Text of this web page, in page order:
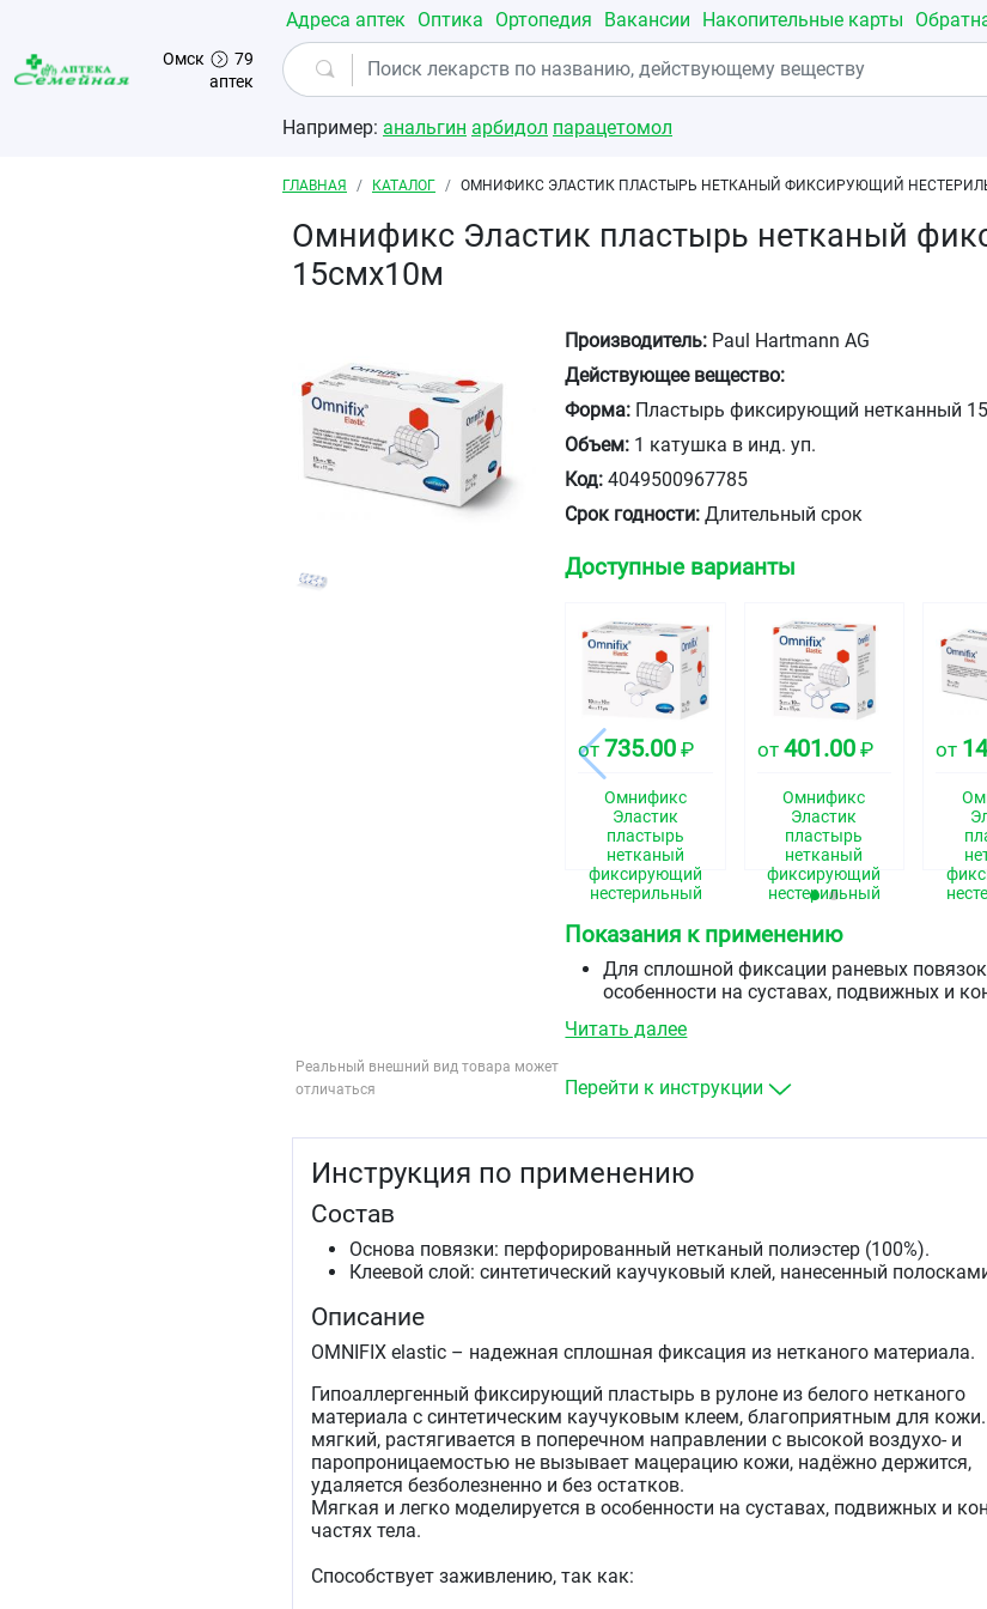
Перейти к основному содержанию
Омск
79
аптек
Адреса аптек Оптика Ортопедия Вакансии Накопительные карты
Например: анальгин арбидол парацетомол
Строка навигации
ГЛАВНАЯ КАТАЛОГ ОМНИФИКС ЭЛАСТИК ПЛАСТЫРЬ НЕТКАНЫЙ ФИКСИРУЮЩИЙ
Омнификс Эластик пластырь нетканый
15смх10м
Реальный внешний вид товара может
отличаться
Производитель: Paul Hartmann AG
Действующее вещество:
Форма: Пластырь фиксирующий нетканный
Объем: 1 катушка в инд. уп.
Код: 4049500967785
Срок годности: Длительный срок
Доступные варианты
от735.00 ₽
Омнификс
Эластик
пластырь
нетканый
фиксирующий
нестерильный
от 401.00₽
Омнификс
Эластик
пластырь
нетканый
фиксирующий
нестерильный
от
Показания к применению
Для сплошной фиксации раневых
особенности на суставах, подвижных и
Для фиксации измерительных приборов,
Читать далее
Перейти к инструкции
Инструкция по применению
Состав
Основа повязки: перфорированный нетканый полиэстер (100%).
Клеевой слой: синтетический каучуковый клей, нанесенный
Описание
OMNIFIX elastic – надежная сплошная фиксация из нетканого материала.
Гипоаллергенный фиксирующий пластырь в рулоне из белого нетканого
материала с синтетическим каучуковым клеем, благоприятным для
мягкий, растягивается в поперечном направлении с высокой воздухо- и
паропроницаемостью не вызывает мацерацию кожи, надёжно держится,
удаляется безболезненно и без остатков.
Мягкая и легко моделируется в особенности на суставах, подвижных и
частях тела.
Способствует заживлению, так как: